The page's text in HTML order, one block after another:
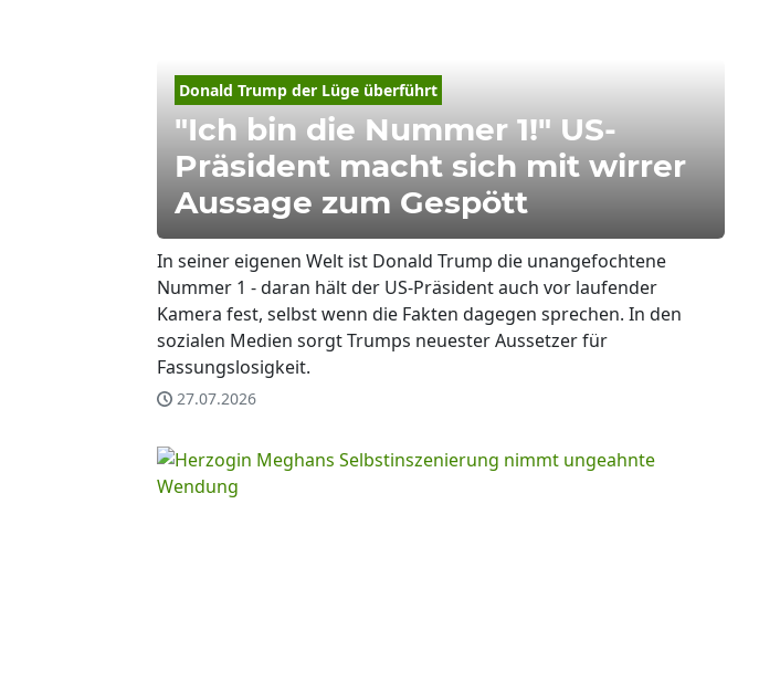
Donald Trump der Lüge überführt
"Ich bin die Nummer 1!" US-
Präsident macht sich mit wirrer
Aussage zum Gespött
In seiner eigenen Welt ist Donald Trump die unangefochtene
Nummer 1 - daran hält der US-Präsident auch vor laufender
Kamera fest, selbst wenn die Fakten dagegen sprechen. In den
sozialen Medien sorgt Trumps neuester Aussetzer für
Fassungslosigkeit.
27.07.2026